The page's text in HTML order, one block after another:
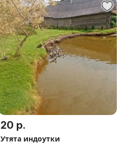
20 р.
Утята индоутки